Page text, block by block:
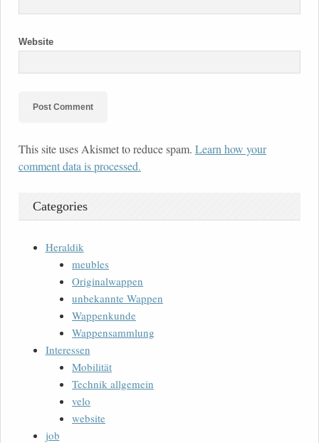
Website
This site uses Akismet to reduce spam. Learn how your
comment data is processed.
Categories
Heraldik
meubles
Originalwappen
unbekannte Wappen
Wappenkunde
Wappensammlung
Interessen
Mobilität
Technik allgemein
velo
website
job